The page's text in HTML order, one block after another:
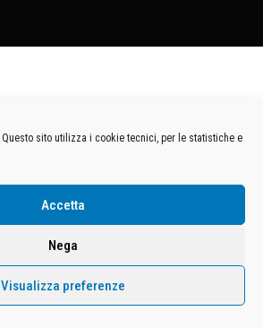
Questo sito utilizza i cookie tecnici, per le statistiche e
Accetta
Nega
Visualizza preferenze